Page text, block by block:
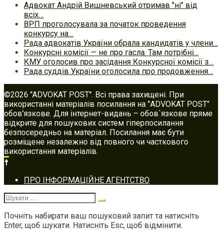
Адвокат Андрій Вишневський отримав "ні" від
всіх…
ВРП проголосувала за початок проведення
конкурсу на…
Рада адвокатів України обрала кандидатів у члени…
Конкурсні комісії — не про гасла. Там потрібні…
КМУ оголосив про засідання Конкурсної комісії з…
Рада суддів України оголосила про продовження…
©2026 "ADVOKAT POST". Всі права захищені. При
використанні матеріалів посилання на "ADVOKAT POST"
обов'язкове. Для інтернет-видань – обов`язкове пряме
відкрите для пошукових систем гіперпосилання
безпосередньо на матеріал. Посилання має бути
розміщене незалежно від повного чи часткового
використання матеріалів.
Footer
navigation
ПРО ІНФОРМАЦІЙНЕ АГЕНТСТВО
Шукати:
Почніть набирати ваш пошуковий запит та натисніть
Enter, щоб шукати. Натисніть Esc, щоб відмінити.